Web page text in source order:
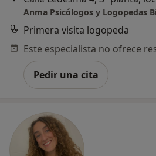
Anma Psicólogos y Logopedas
Primera visita logopeda
Pedir una cita